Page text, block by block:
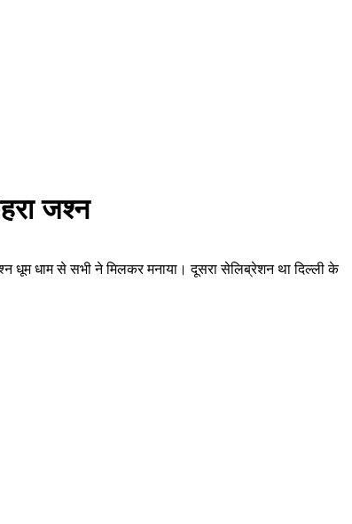
जश्न
धाम से सभी ने मिलकर मनाया। दूसरा सेलिब्रेशन था दिल्ली के